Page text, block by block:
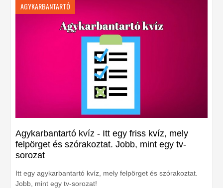
AGYKARBANTARTÓ
Agykarbantartó kvíz - Itt egy friss kvíz, mely
felpörget és szórakoztat. Jobb, mint egy tv-
sorozat
Itt egy agykarbantartó kvíz, mely felpörget és szórakoztat.
Jobb, mint egy tv-sorozat!